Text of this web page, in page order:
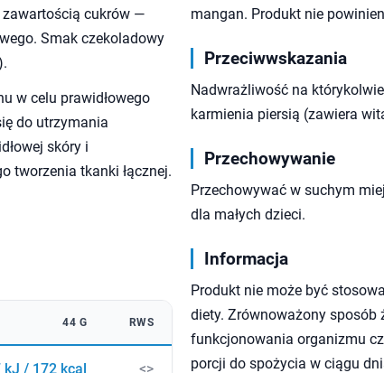
zawartością cukrów —
Smak czekoladowy
w celu prawidłowego
do utrzymania
skóry i
tworzenia tkanki łącznej.
44 G RWS
kJ / 172 kcal <>
mangan. Produkt nie
Przeciwwskazania
Nadwrażliwość na
karmienia piersią (zawiera
Przechowywanie
Przechowywać w suchym
dla małych dzieci.
Informacja
Produkt nie może być
diety. Zrównoważony sposób
funkcjonowania organizmu
porcji do spożycia w ciągu